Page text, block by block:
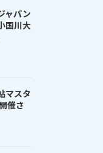
ャパン
国川大
マスタ
催さ